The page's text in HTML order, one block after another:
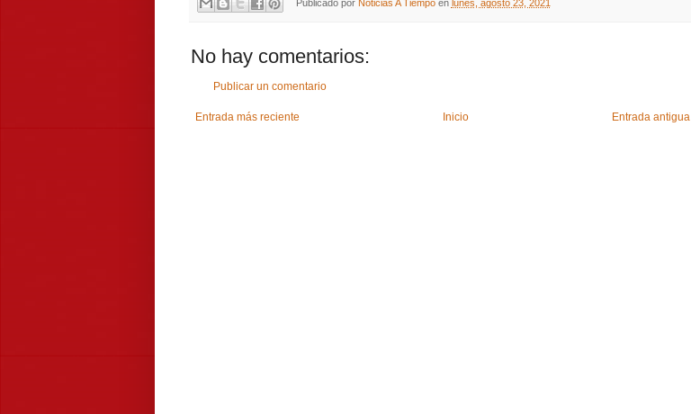
Publicado por Noticias A Tiempo en lunes, agosto 23, 2021
No hay comentarios:
Publicar un comentario
Entrada más reciente Entrada antigua
Inicio